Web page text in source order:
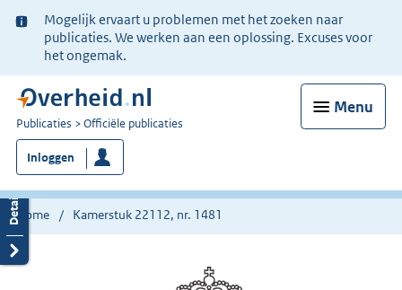
Ter
informatie:
Mogelijk ervaart u problemen met het zoeken naar
publicaties. We werken aan een oplossing. Excuses voor
het ongemak.
Menu
U
bent
nu
hier:
Publicaties Officiële publicaties
Inloggen
Home Kamerstuk 22112, nr. 1481